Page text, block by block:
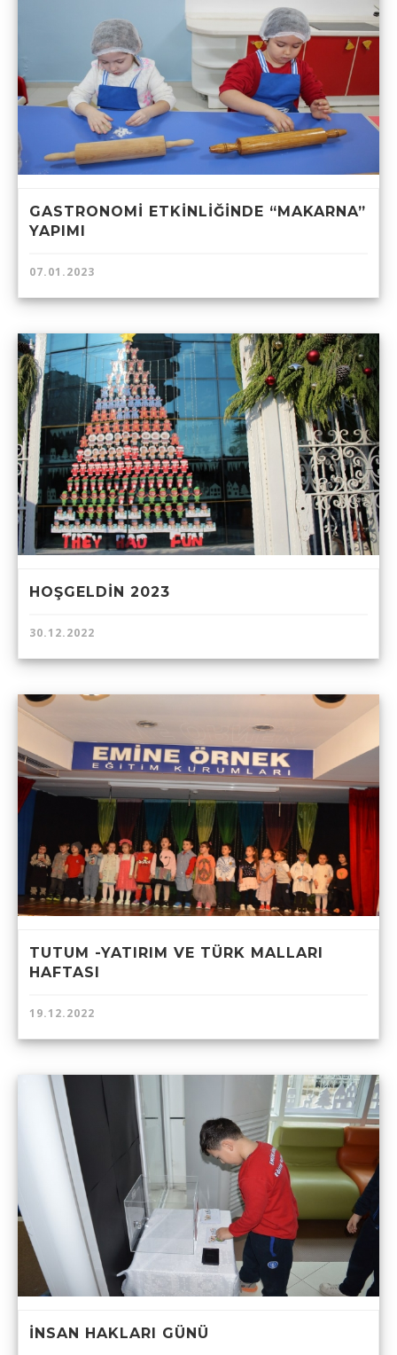
GASTRONOMİ ETKİNLİĞİNDE “MAKARNA”
YAPIMI
07.01.2023
HOŞGELDİN 2023
30.12.2022
TUTUM -YATIRIM VE TÜRK MALLARI
HAFTASI
19.12.2022
İNSAN HAKLARI GÜNÜ